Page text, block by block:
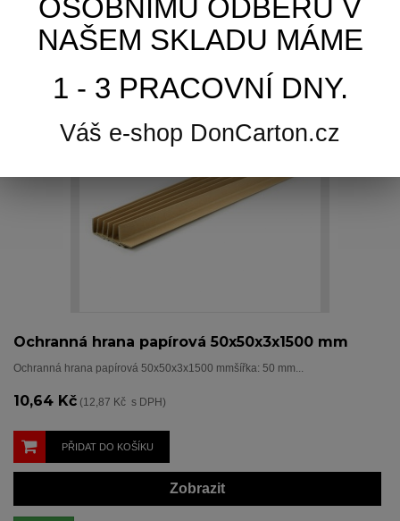
Přidat k porovnání
Ochranná hrana papírová 50x50x3x1500 mm
Ochranná hrana papírová 50x50x3x1500 mmšířka: 50 mm...
10,64 Kč (12,87 Kč s DPH)
PŘIDAT DO KOŠÍKU
Zobrazit
OSOBNÍMU ODBĚRU V
NAŠEM SKLADU MÁME
1 - 3 PRACOVNÍ DNY.
Váš e-shop DonCarton.cz